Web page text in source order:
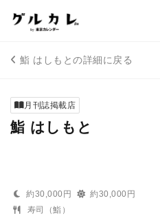
鮨 はしもとの詳細に戻る
月刊誌掲載店
鮨 はしもと
約30,000円
約30,000円
寿司（鮨）